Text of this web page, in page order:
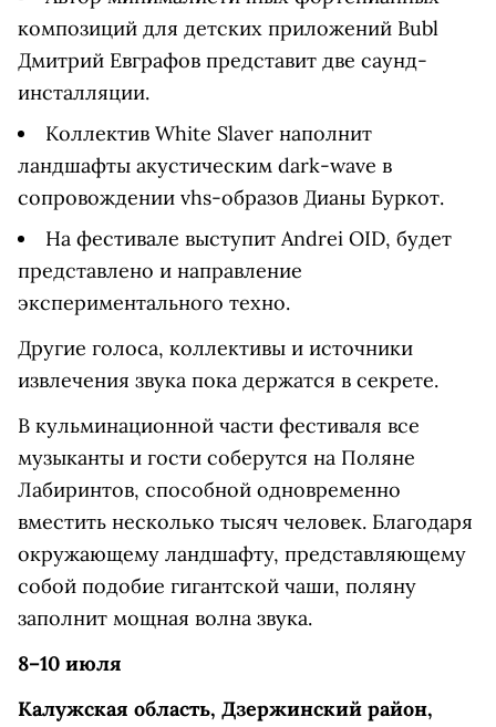
композиций для детских приложений Bubl
Дмитрий Евграфов представит две саунд-
инсталляции.
Коллектив White Slaver наполнит
ландшафты акустическим dark-wave в
сопровождении vhs-образов Дианы Буркот.
На фестивале выступит Andrei OID, будет
представлено и направление
экспериментального техно.
Другие голоса, коллективы и источники
извлечения звука пока держатся в секрете.
В кульминационной части фестиваля все
музыканты и гости соберутся на Поляне
Лабиринтов, способной одновременно
вместить несколько тысяч человек. Благодаря
окружающему ландшафту, представляющему
собой подобие гигантской чаши, поляну
заполнит мощная волна звука.
8–10 июля
Калужская область, Дзержинский район,